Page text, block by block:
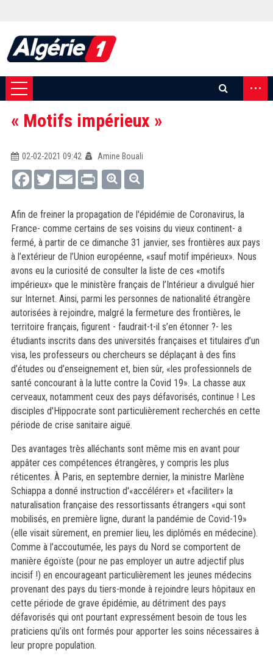
...
« Motifs impérieux »
02-02-2021 09:42
Amine Bouali
FacebookTwitterEmail Print
Afin de freiner la propagation de l'épidémie de Coronavirus, la
France- comme certains de ses voisins du vieux continent- a
fermé, à partir de ce dimanche 31 janvier, ses frontières aux pays
à l’extérieur de l’Union européenne, «sauf motif impérieux». Nous
avons eu la curiosité de consulter la liste de ces «motifs
impérieux» que le ministère français de l’Intérieur a divulgué hier
sur Internet. Ainsi, parmi les personnes de nationalité étrangère
autorisées à rejoindre, malgré la fermeture des frontières, le
territoire français, figurent - faudrait-t-il s’en étonner ?- les
étudiants inscrits dans des universités françaises et titulaires d’un
visa, les professeurs ou chercheurs se déplaçant à des fins
d’études ou d’enseignement et, bien sûr, «les professionnels de
santé concourant à la lutte contre la Covid 19». La chasse aux
cerveaux, notamment ceux des pays défavorisés, continue ! Les
disciples d'Hippocrate sont particulièrement recherchés en cette
période de crise sanitaire aiguë.
Des avantages très alléchants sont même mis en avant pour
appâter ces compétences étrangères, y compris les plus
réticentes. À Paris, en septembre dernier, la ministre Marlène
Schiappa a donné instruction d'«accélérer» et «faciliter» la
naturalisation française des ressortissants étrangers «qui sont
mobilisés, en première ligne, durant la pandémie de Covid-19»
(elle visait sûrement, en premier lieu, les diplômés en médecine).
Comme à l’accoutumée, les pays du Nord se comportent de
manière égoïste (pour ne pas employer un autre adjectif plus
incisif !) en encourageant particulièrement les jeunes médecins
provenant des pays du tiers-monde à rejoindre leurs hôpitaux en
cette période de grave épidémie, au détriment des pays
défavorisés qui ont pourtant expressément besoin de tous les
praticiens qu’ils ont formés pour apporter les soins nécessaires à
leur propre population.